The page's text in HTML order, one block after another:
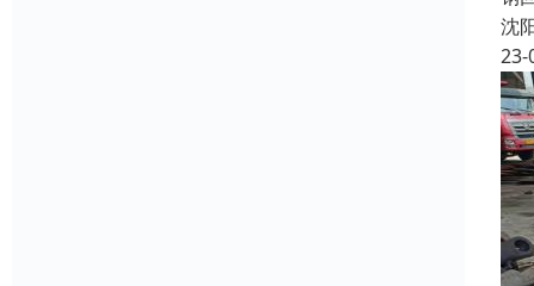
沈
23-